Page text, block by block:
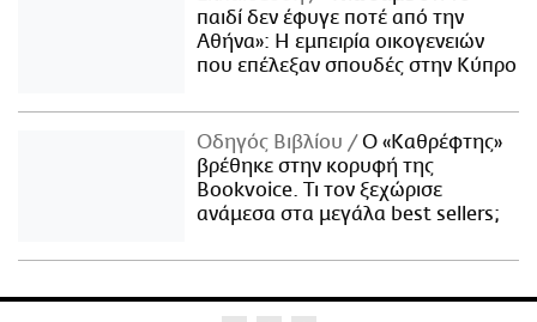
παιδί δεν έφυγε ποτέ από την
Αθήνα»: Η εμπειρία οικογενειών
που επέλεξαν σπουδές στην Κύπρο
Οδηγός Βιβλίου
Ο «Καθρέφτης»
βρέθηκε στην κορυφή της
Bookvoice. Τι τον ξεχώρισε
ανάμεσα στα μεγάλα best sellers;